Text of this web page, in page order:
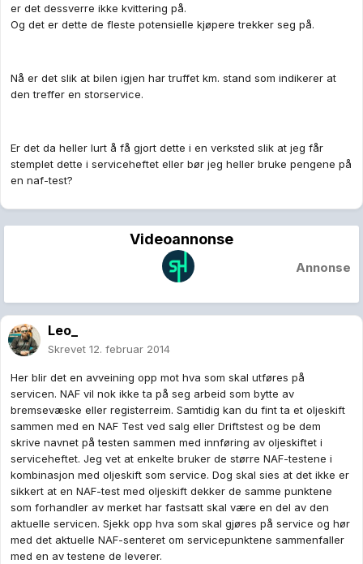
er det dessverre ikke kvittering på.
Og det er dette de fleste potensielle kjøpere trekker seg på.
Nå er det slik at bilen igjen har truffet km. stand som indikerer at
den treffer en storservice.
Er det da heller lurt å få gjort dette i en verksted slik at jeg får
stemplet dette i serviceheftet eller bør jeg heller bruke pengene på
en naf-test?
Videoannonse
Annonse
Leo_
Skrevet 12. februar 2014
Her blir det en avveining opp mot hva som skal utføres på
servicen. NAF vil nok ikke ta på seg arbeid som bytte av
bremsevæske eller registerreim. Samtidig kan du fint ta et oljeskift
sammen med en NAF Test ved salg eller Driftstest og be dem
skrive navnet på testen sammen med innføring av oljeskiftet i
serviceheftet. Jeg vet at enkelte bruker de større NAF-testene i
kombinasjon med oljeskift som service. Dog skal sies at det ikke er
sikkert at en NAF-test med oljeskift dekker de samme punktene
som forhandler av merket har fastsatt skal være en del av den
aktuelle servicen. Sjekk opp hva som skal gjøres på service og hør
med det aktuelle NAF-senteret om servicepunktene sammenfaller
med en av testene de leverer.